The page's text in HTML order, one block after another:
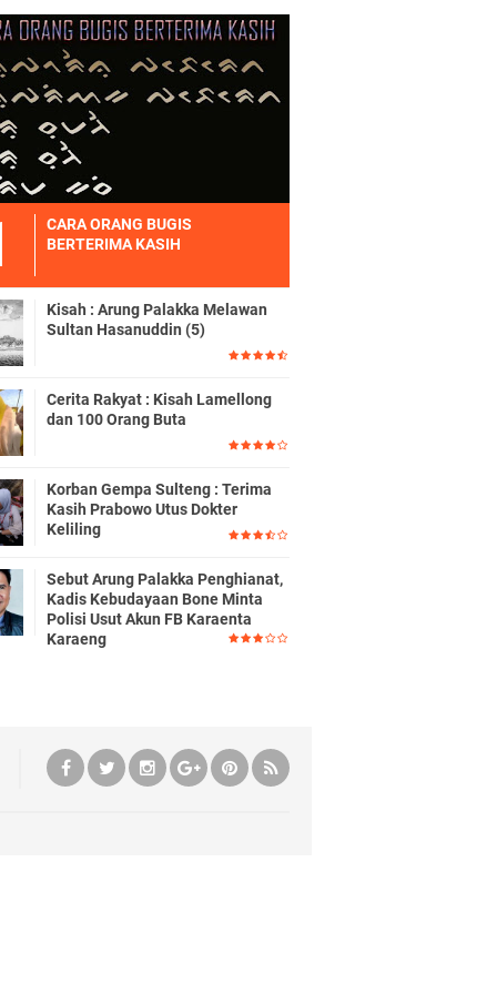
CARA ORANG BUGIS
BERTERIMA KASIH
Kisah : Arung Palakka Melawan
Sultan Hasanuddin (5)
Cerita Rakyat : Kisah Lamellong
dan 100 Orang Buta
Korban Gempa Sulteng : Terima
Kasih Prabowo Utus Dokter
Keliling
Sebut Arung Palakka Penghianat,
Kadis Kebudayaan Bone Minta
Polisi Usut Akun FB Karaenta
Karaeng